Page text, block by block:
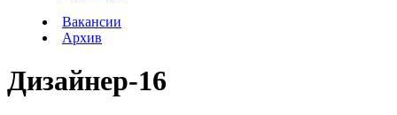
Вакансии
Архив
Дизайнер-16